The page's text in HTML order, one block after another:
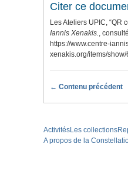
Citer ce
Les Ateliers UPIC, “QR
Iannis Xenakis.,
https://www.centre-
xenakis.org/items/show/
← Contenu précédent
ActivitésLes collections
A propos de la